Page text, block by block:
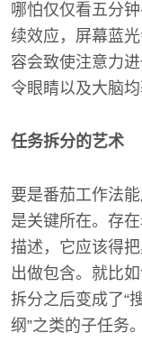
哪怕仅仅看五分
续效应，屏幕蓝
容会致使注意力
令眼睛以及大脑均
任务拆分的艺术
要是番茄工作法
是关键所在。存
描述，它应该得
出做包含。就比
拆分之后变成了“
纲”之类的子任务